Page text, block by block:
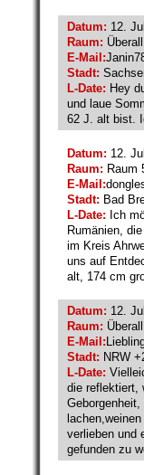
Datum: 12.
Raum: Überall
E-Mail:
Stadt:
L-Date: Hey
und laue
62 J. alt bist.
Datum: 12.
Raum: Raum
E-Mail:
Stadt: Bad
L-Date: Ich
Rumänien,
im Kreis
uns auf
alt, 174 cm
Datum: 12.
Raum: Überall
E-Mail:
Stadt: NRW
L-Date:
die reflektiert,
verlieben und
gefunden zu